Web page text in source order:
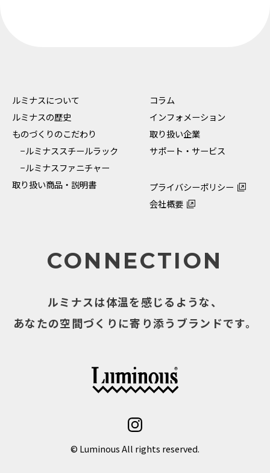
ルミナスについて
ルミナスの歴史
ものづくりのこだわり
−ルミナススチールラック
−ルミナスファニチャー
取り扱い商品・説明書
コラム
インフォメーション
取り扱い企業
サポート・サービス
プライバシーポリシー
会社概要
CONNECTION
ルミナスは体温を感じるような、
あなたの空間づくりに寄り添うブランドです。
© Luminous All rights reserved.